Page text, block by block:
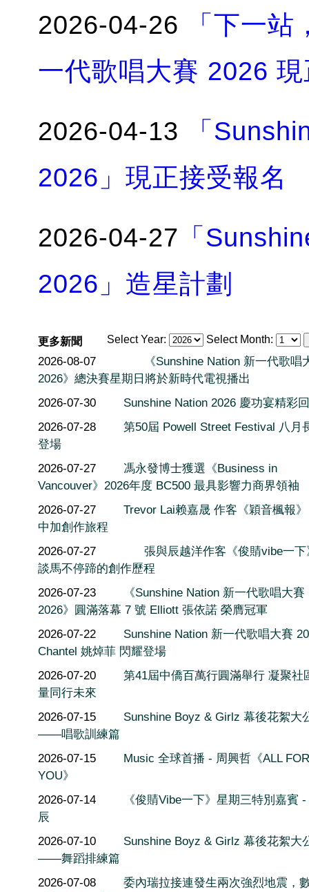
2026-04-26
「下一
一代歌唱大賽 2026
2026-04-13
「
2026」現正接受報名
2026-04-27 「
2026」造星計劃
Select Year: Select Month:
更多新聞
2026-08-07
《Sunshine Nation 新一代歌唱
2026》總決賽星期日將於新時代電視播出
2026-07-30
Sunshine Nation 2026 慶功宴精彩
2026-07-28
第50屆 Powell Street Festival 八月
登場
2026-07-27
馮永發博士獲選《Business in
Vancouver》2026年度 BC500 最具影響力商界領袖
2026-07-27
Trevor Lai赖嘉晟 作客《穎音楓報
中加創作旅程
2026-07-27
張與辰越洋作客《俊䝼vibe一下
談馬不停蹄的創作歷程
2026-07-23
《Sunshine Nation 新一代歌唱大賽
2026》圓滿落幕 7 號 Elliott 張依諾 榮膺冠軍
2026-07-22
Sunshine Nation 新一代歌唱大賽
Chantel 姚焯菲 閃耀登場
2026-07-20
第41屆中僑百萬行圓滿舉行 凝聚社
量同行未來
2026-07-15
Sunshine Boyz & Girlz 幕後花絮大
——唱歌訓練篇
2026-07-15
Music 全球首播 - 周興哲《ALL FOR
YOU》
2026-07-14
《俊䝼Vibe一下》星期三特別嘉賓
辰
2026-07-10
Sunshine Boyz & Girlz 幕後花絮大
——舞蹈排練篇
2026-07-08
委內瑞拉接連發生兩次強烈地震，